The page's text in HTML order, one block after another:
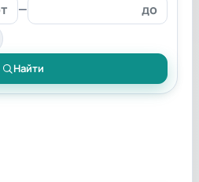
—
Найти